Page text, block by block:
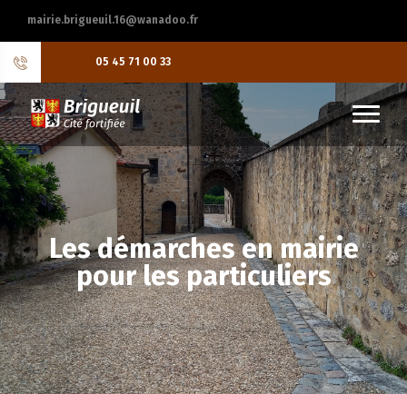
mairie.brigueuil.16@wanadoo.fr
05 45 71 00 33
Les démarches en mairie
pour les particuliers